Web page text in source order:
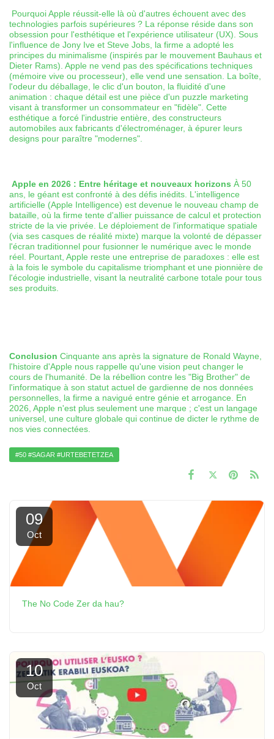
Pourquoi Apple réussit-elle là où d'autres échouent avec des
technologies parfois supérieures ? La réponse réside dans son
obsession pour l'esthétique et l'expérience utilisateur (UX). Sous
l'influence de Jony Ive et Steve Jobs, la firme a adopté les
principes du minimalisme (inspirés par le mouvement Bauhaus et
Dieter Rams). Apple ne vend pas des spécifications techniques
(mémoire vive ou processeur), elle vend une sensation. La boîte,
l'odeur du déballage, le clic d'un bouton, la fluidité d'une
animation : chaque détail est une pièce d'un puzzle marketing
visant à transformer un consommateur en "fidèle". Cette
esthétique a forcé l'industrie entière, des constructeurs
automobiles aux fabricants d'électroménager, à épurer leurs
designs pour paraître "modernes".
Apple en 2026 : Entre héritage et nouveaux horizons À 50
ans, le géant est confronté à des défis inédits. L'intelligence
artificielle (Apple Intelligence) est devenue le nouveau champ de
bataille, où la firme tente d'allier puissance de calcul et protection
stricte de la vie privée. Le déploiement de l'informatique spatiale
(via ses casques de réalité mixte) marque la volonté de dépasser
l'écran traditionnel pour fusionner le numérique avec le monde
réel. Pourtant, Apple reste une entreprise de paradoxes : elle est
à la fois le symbole du capitalisme triomphant et une pionnière de
l'écologie industrielle, visant la neutralité carbone totale pour tous
ses produits.
Conclusion Cinquante ans après la signature de Ronald Wayne,
l'histoire d'Apple nous rappelle qu'une vision peut changer le
cours de l'humanité. De la rébellion contre les "Big Brother" de
l'informatique à son statut actuel de gardienne de nos données
personnelles, la firme a navigué entre génie et arrogance. En
2026, Apple n'est plus seulement une marque ; c'est un langage
universel, une culture globale qui continue de dicter le rythme de
nos vies connectées.
#50 #SAGAR #URTEBETETZEA
09
Oct
The No Code Zer da hau?
10
Oct